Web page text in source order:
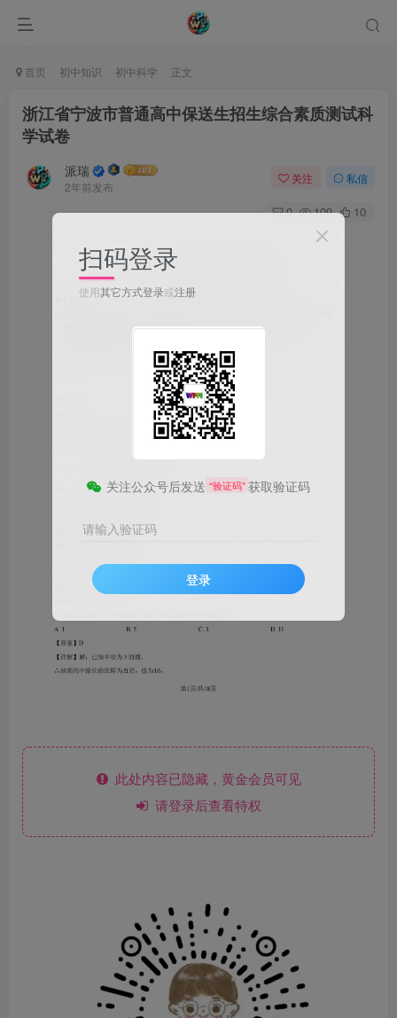
首页 初中知识 初中科学 正文
浙江省宁波市普通高中保送生招生综合素质测试科
学试卷
派瑞
2年前发布
关注 私信
0 109 10
此处内容已隐藏，黄金会员可见
请登录后查看特权
扫码登录
使用其它方式登录或注册
关注公众号后发送 “验证码” 获取验证码
请输入验证码
登录